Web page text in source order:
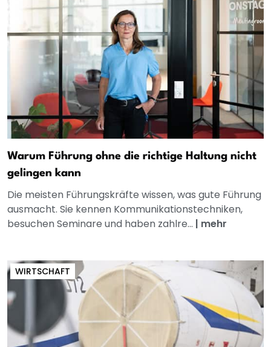
Warum Führung ohne die richtige Haltung nicht
gelingen kann
Die meisten Führungskräfte wissen, was gute Führung
ausmacht. Sie kennen Kommunikationstechniken,
besuchen Seminare und haben zahlre... | mehr
WIRTSCHAFT